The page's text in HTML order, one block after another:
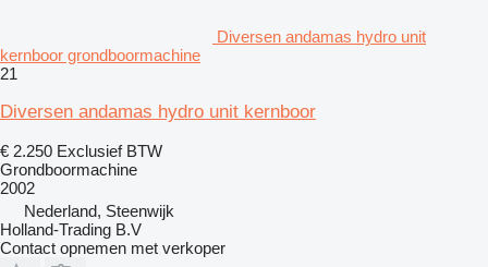
Diversen andamas hydro unit
kernboor grondboormachine
21
Diversen andamas hydro unit kernboor
€ 2.250 Exclusief BTW
Grondboormachine
2002
Nederland, Steenwijk
Holland-Trading B.V
Contact opnemen met verkoper